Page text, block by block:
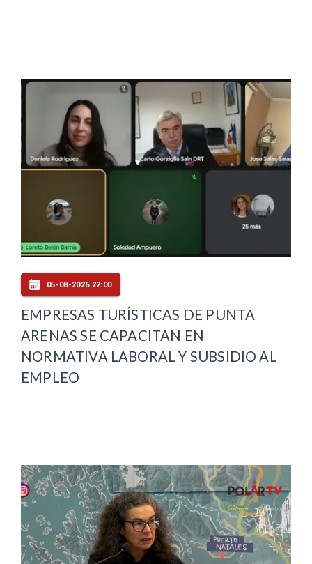
05-08-2026 22:00
EMPRESAS TURÍSTICAS DE PUNTA
ARENAS SE CAPACITAN EN
NORMATIVA LABORAL Y SUBSIDIO AL
EMPLEO